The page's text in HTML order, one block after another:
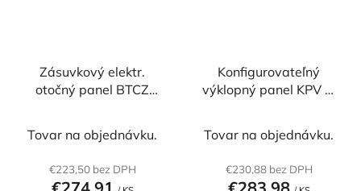
Zásuvkový elektr.
otočný panel BTCZ
Tovar na objednávku.
€223,50 bez DPH
Konfigurovateľný
výklopný panel KPV 4,
Tovar na objednávku.
€230,88 bez DPH